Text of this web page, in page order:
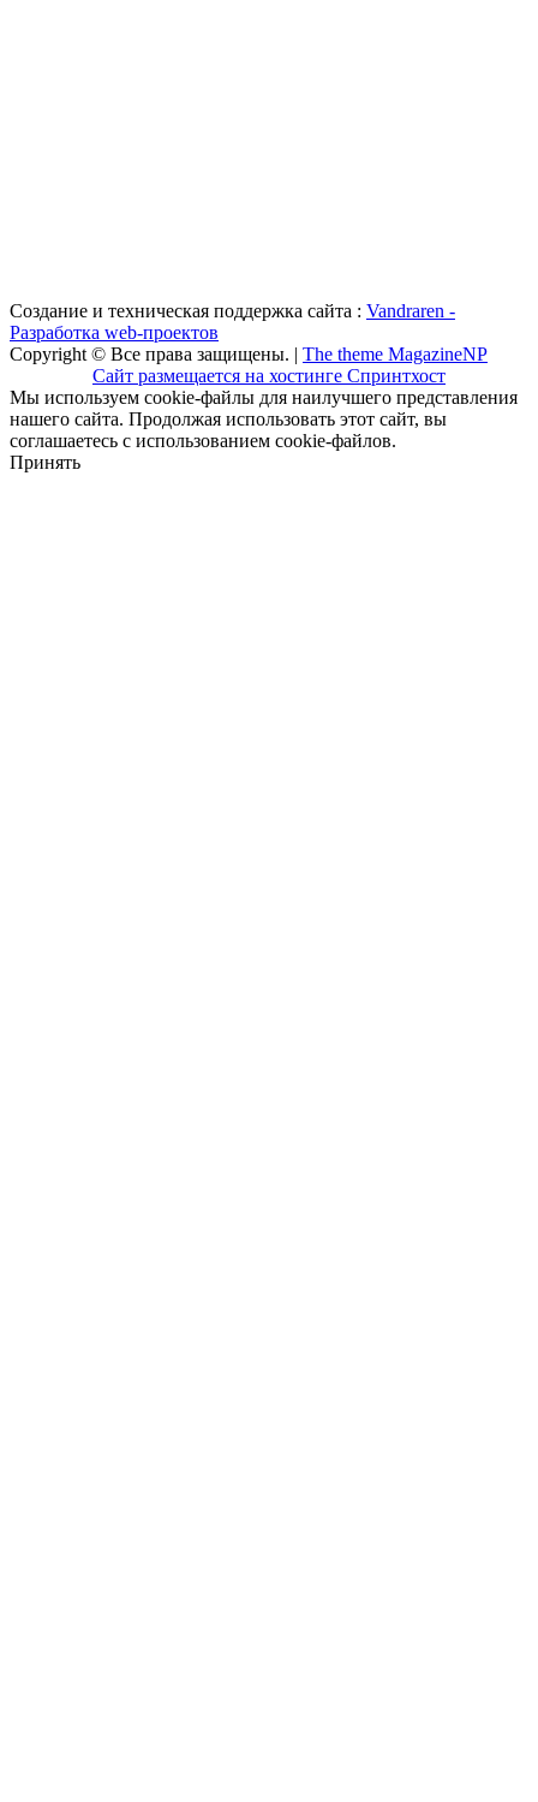
Создание и техническая поддержка сайта : Vandraren -
Разработка web-проектов
Copyright © Все права защищены. | The theme MagazineNP
Сайт размещается на хостинге Спринтхост
Мы используем cookie-файлы для наилучшего представления
нашего сайта. Продолжая использовать этот сайт, вы
соглашаетесь с использованием cookie-файлов.
Принять